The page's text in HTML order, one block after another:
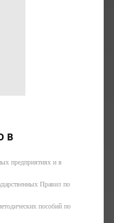
предприятиях и в
Правил по
пособий по